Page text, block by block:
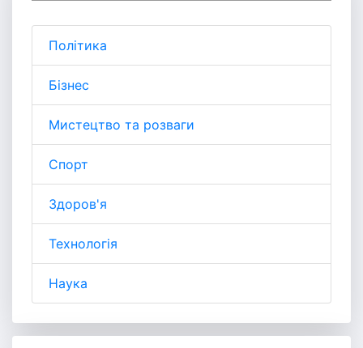
Політика
Бізнес
Мистецтво та розваги
Спорт
Здоров'я
Технологія
Наука